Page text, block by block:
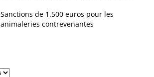
Sanctions de 1.500 euros pour les
animaleries contrevenantes